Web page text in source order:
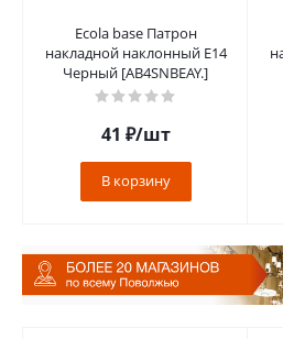
Ecola base Патрон
накладной наклонный E14
Черный [AB4SNBEAY.]
41 ₽/шт
В корзину